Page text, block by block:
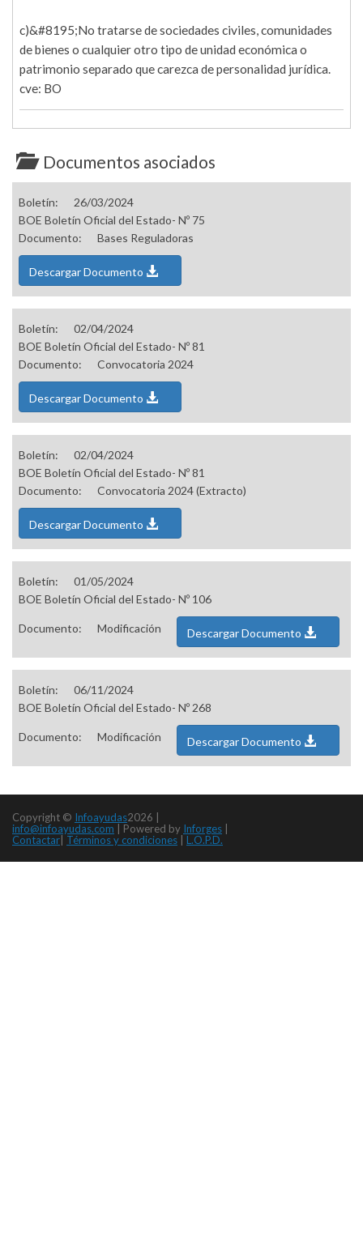
c)&#8195;No tratarse de sociedades civiles, comunidades
de bienes o cualquier otro tipo de unidad económica o
patrimonio separado que carezca de personalidad jurídica.
cve: BO
Documentos asociados
Boletín:
26/03/2024
BOE Boletín Oficial del Estado- Nº 75
Documento:
Bases Reguladoras
Descargar Documento
Boletín:
02/04/2024
BOE Boletín Oficial del Estado- Nº 81
Documento:
Convocatoria 2024
Descargar Documento
Boletín:
02/04/2024
BOE Boletín Oficial del Estado- Nº 81
Documento:
Convocatoria 2024 (Extracto)
Descargar Documento
Boletín:
01/05/2024
BOE Boletín Oficial del Estado- Nº 106
Documento: Modificación Descargar Documento
Boletín:
06/11/2024
BOE Boletín Oficial del Estado- Nº 268
Documento: Modificación Descargar Documento
Copyright © Infoayudas2026 |
info@infoayudas.com
Powered by Inforges
Contactar Términos y condiciones L.O.P.D.